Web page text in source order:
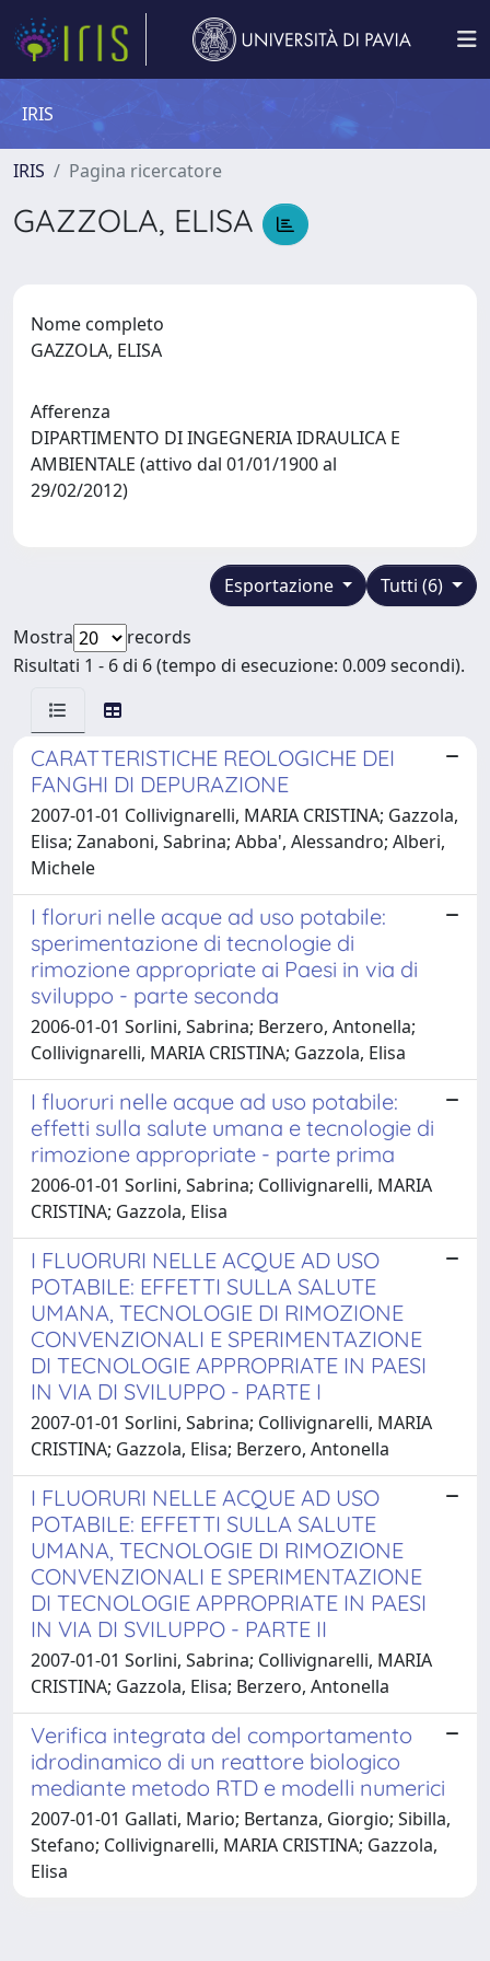
IRIS
IRIS Pagina ricercatore
GAZZOLA, ELISA
Nome completo
GAZZOLA, ELISA
Afferenza
DIPARTIMENTO DI INGEGNERIA IDRAULICA E
AMBIENTALE (attivo dal 01/01/1900 al
29/02/2012)
Tutti (6)
Esportazione
Mostra
records
Risultati 1 - 6 di 6 (tempo di esecuzione: 0.009 secondi).
CARATTERISTICHE REOLOGICHE DEI
FANGHI DI DEPURAZIONE
2007-01-01 Collivignarelli, MARIA CRISTINA; Gazzola,
Elisa; Zanaboni, Sabrina; Abba', Alessandro; Alberi,
Michele
I floruri nelle acque ad uso potabile:
sperimentazione di tecnologie di
rimozione appropriate ai Paesi in via di
sviluppo - parte seconda
2006-01-01 Sorlini, Sabrina; Berzero, Antonella;
Collivignarelli, MARIA CRISTINA; Gazzola, Elisa
I fluoruri nelle acque ad uso potabile:
effetti sulla salute umana e tecnologie di
rimozione appropriate - parte prima
2006-01-01 Sorlini, Sabrina; Collivignarelli, MARIA
CRISTINA; Gazzola, Elisa
I FLUORURI NELLE ACQUE AD USO
POTABILE: EFFETTI SULLA SALUTE
UMANA, TECNOLOGIE DI RIMOZIONE
CONVENZIONALI E SPERIMENTAZIONE
DI TECNOLOGIE APPROPRIATE IN PAESI
IN VIA DI SVILUPPO - PARTE I
2007-01-01 Sorlini, Sabrina; Collivignarelli, MARIA
CRISTINA; Gazzola, Elisa; Berzero, Antonella
I FLUORURI NELLE ACQUE AD USO
POTABILE: EFFETTI SULLA SALUTE
UMANA, TECNOLOGIE DI RIMOZIONE
CONVENZIONALI E SPERIMENTAZIONE
DI TECNOLOGIE APPROPRIATE IN PAESI
IN VIA DI SVILUPPO - PARTE II
2007-01-01 Sorlini, Sabrina; Collivignarelli, MARIA
CRISTINA; Gazzola, Elisa; Berzero, Antonella
Verifica integrata del comportamento
idrodinamico di un reattore biologico
mediante metodo RTD e modelli numerici
2007-01-01 Gallati, Mario; Bertanza, Giorgio; Sibilla,
Stefano; Collivignarelli, MARIA CRISTINA; Gazzola,
Elisa